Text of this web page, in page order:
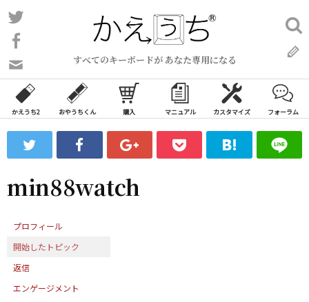
コ
ン
ン
ツ
ス
ッ
すべてのキーボードが あなた専用になる
い
合
わ
フ
ォ
ム
検
索:
かえうち2 おやうちくん 購入 マニュアル カスタマイズ フォーラム
min88watch
プロフィール
開始したトピック
返信
エンゲージメント